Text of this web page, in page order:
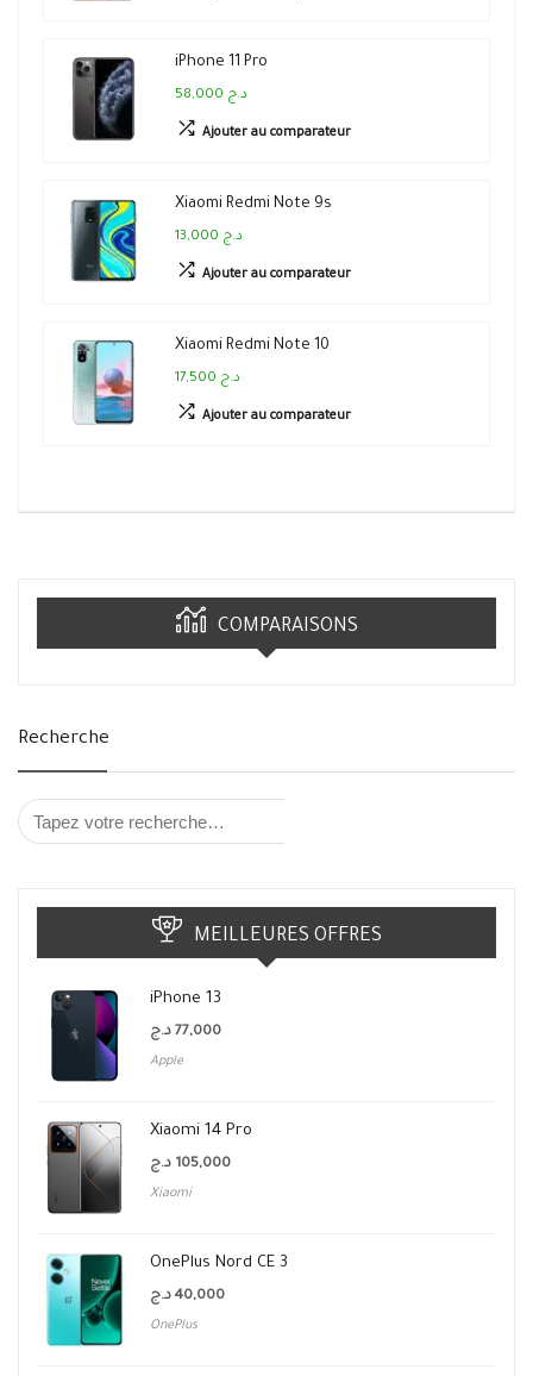
iPhone 11 Pro
58,000 د.ج
Ajouter au comparateur
Xiaomi Redmi Note 9s
13,000 د.ج
Ajouter au comparateur
Xiaomi Redmi Note 10
17,500 د.ج
Ajouter au comparateur
COMPARAISONS
Recherche
MEILLEURES OFFRES
iPhone 13
77,000 د.ج
Apple
Xiaomi 14 Pro
105,000 د.ج
Xiaomi
OnePlus Nord CE 3
40,000 د.ج
OnePlus